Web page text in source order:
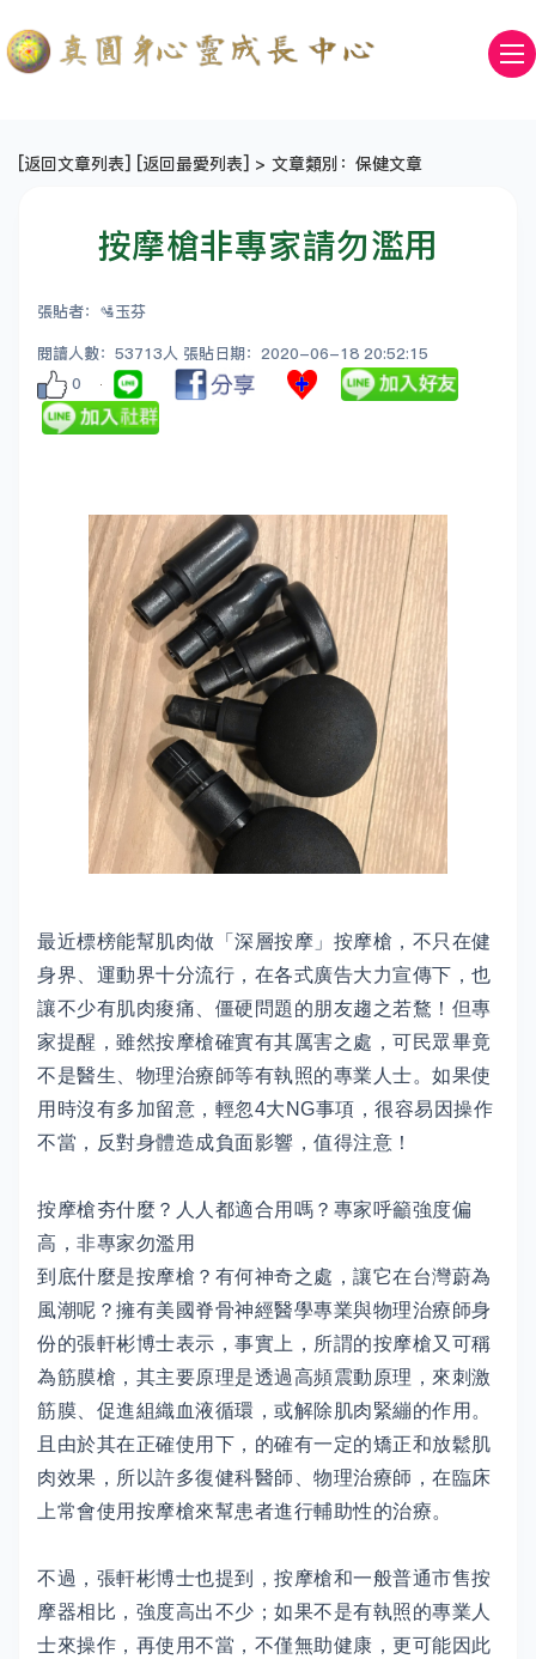
[返回文章列表] [返回最愛列表] > 文章類別：保健文章
按摩槍非專家請勿濫用
張貼者：🛂玉芬
閱讀人數：53713人 張貼日期：2020-06-18 20:52:15
0
最近標榜能幫肌肉做「深層按摩」按摩槍，不只在健
身界、運動界十分流行，在各式廣告大力宣傳下，也
讓不少有肌肉痠痛、僵硬問題的朋友趨之若鶩！但專
家提醒，雖然按摩槍確實有其厲害之處，可民眾畢竟
不是醫生、物理治療師等有執照的專業人士。如果使
用時沒有多加留意，輕忽4大NG事項，很容易因操作
不當，反對身體造成負面影響，值得注意！
按摩槍夯什麼？人人都適合用嗎？專家呼籲強度偏
高，非專家勿濫用
到底什麼是按摩槍？有何神奇之處，讓它在台灣蔚為
風潮呢？擁有美國脊骨神經醫學專業與物理治療師身
份的張軒彬博士表示，事實上，所謂的按摩槍又可稱
為筋膜槍，其主要原理是透過高頻震動原理，來刺激
筋膜、促進組織血液循環，或解除肌肉緊繃的作用。
且由於其在正確使用下，的確有一定的矯正和放鬆肌
肉效果，所以許多復健科醫師、物理治療師，在臨床
上常會使用按摩槍來幫患者進行輔助性的治療。
不過，張軒彬博士也提到，按摩槍和一般普通市售按
摩器相比，強度高出不少；如果不是有執照的專業人
士來操作，再使用不當，不僅無助健康，更可能因此